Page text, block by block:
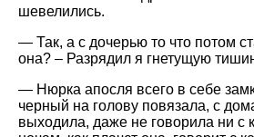
шевелились.
— Так, а с дочерью то что потом
она? – Разрядил я гнетущую
— Нюрка апосля всего в себе
черный на голову повязала, с
выходила, даже не говорила ни